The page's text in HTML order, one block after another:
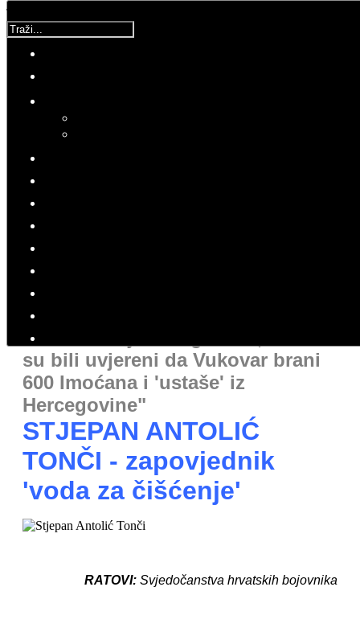
Traži...
Molimo ocijenite
RATOVI
SVJEDOČANSTVA HRVATSKIH
BOJOVNIKA
"Rokali smo iz svega da izgleda
kao da nas je mnogo više, a oni
su bili uvjereni da Vukovar brani
600 Imoćana i 'ustaše' iz
Hercegovine"
STJEPAN ANTOLIĆ
TONČI - zapovjednik
'voda za čišćenje'
RATOVI: Svjedočanstva hrvatskih bojovnika